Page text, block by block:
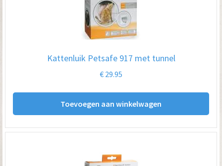
Kattenluik Petsafe 917 met tunnel
€ 29.95
Toevoegen aan winkelwagen